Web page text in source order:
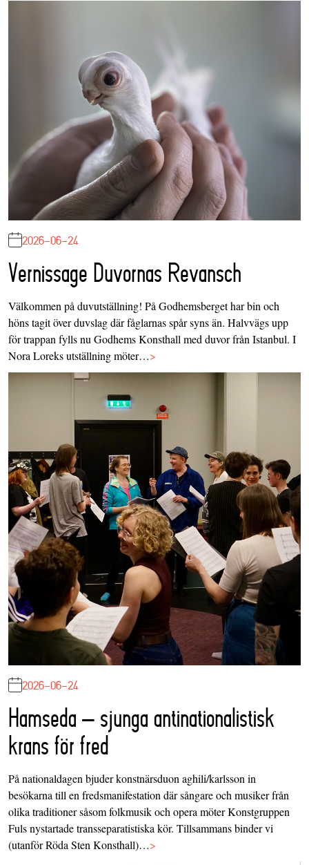
2026-06-24
Vernissage Duvornas Revansch
Välkommen på duvutställning! På Godhemsberget har bin och
höns tagit över duvslag där fåglarnas spår syns än. Halvvägs upp
för trappan fylls nu Godhems Konsthall med duvor från Istanbul. I
Nora Loreks utställning möter…>
2026-06-24
Hamseda – sjunga antinationalistisk
krans för fred
På nationaldagen bjuder konstnärsduon aghili/karlsson in
besökarna till en fredsmanifestation där sångare och musiker från
olika traditioner såsom folkmusik och opera möter Konstgruppen
Fuls nystartade transseparatistiska kör. Tillsammans binder vi
(utanför Röda Sten Konsthall)…>